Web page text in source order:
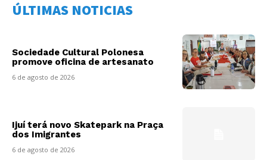
ÚLTIMAS NOTICIAS
Sociedade Cultural Polonesa
promove oficina de artesanato
6 de agosto de 2026
Ijuí terá novo Skatepark na Praça
dos Imigrantes
6 de agosto de 2026